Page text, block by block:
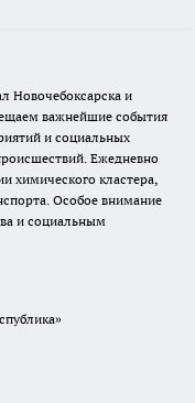
Новочебоксарска и
важнейшие события
и социальных
Ежедневно
химического кластера,
Особое внимание
и социальным